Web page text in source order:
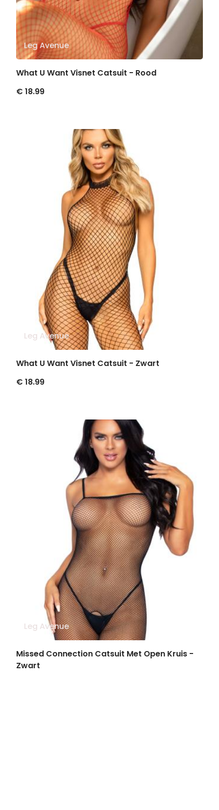
Leg Avenue
What U Want Visnet Catsuit - Rood
€ 18.99
Leg Avenue
What U Want Visnet Catsuit - Zwart
€ 18.99
Leg Avenue
Missed Connection Catsuit Met Open Kruis -
Zwart